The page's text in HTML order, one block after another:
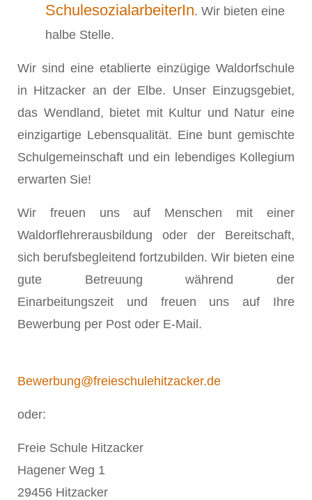
SchulesozialarbeiterIn. Wir bieten eine
halbe Stelle.
Wir sind eine etablierte einzügige Waldorfschule
in Hitzacker an der Elbe. Unser Einzugsgebiet,
das Wendland, bietet mit Kultur und Natur eine
einzigartige Lebensqualität. Eine bunt gemischte
Schulgemeinschaft und ein lebendiges Kollegium
erwarten Sie!
Wir freuen uns auf Menschen mit einer
Waldorflehrerausbildung oder der Bereitschaft,
sich berufsbegleitend fortzubilden. Wir bieten eine
gute Betreuung während der
Einarbeitungszeit und freuen uns auf Ihre
Bewerbung per Post oder E-Mail.
Bewerbung@freieschulehitzacker.de
oder:
Freie Schule Hitzacker
Hagener Weg 1
29456 Hitzacker